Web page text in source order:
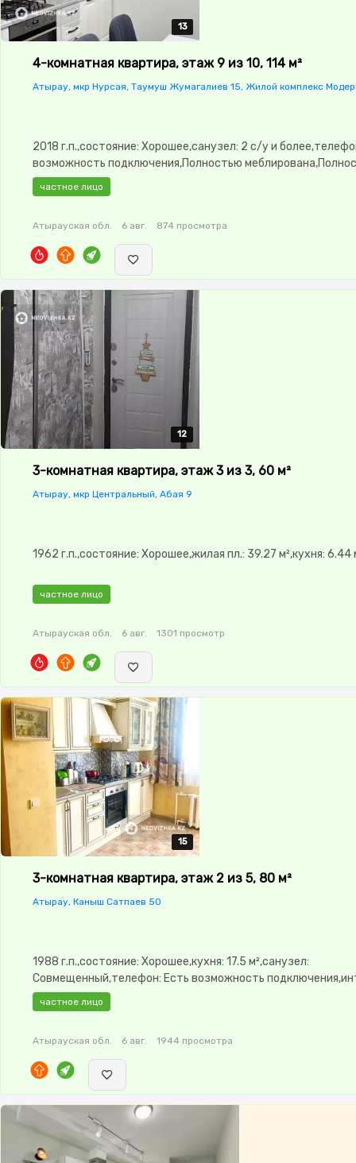
13
13
13
13
13
4-комнатная квартира, этаж 9 из 10, 114 м²
Атырау, мкр Нурсая, Таумуш Жумагалиев 15, Жилой комплекс
2018 г.п.,состояние: Хорошее,санузел: 2 с/у и
возможность подключения,Полностью
меблирована,паркинг: Рядом охраняемая
окна,Неугловая,Улучшенная,Комнаты
частное лицо
Атырауская обл. 6 авг. 874 просмотра
12
12
12
12
12
3-комнатная квартира, этаж 3 из 3, 60 м²
Атырау, мкр Центральный, Абая 9
1962 г.п.,состояние: Хорошее,жилая пл.: 39.27 м²,кухня: 6.44
частное лицо
Атырауская обл. 6 авг. 1301 просмотр
15
15
15
15
15
3-комнатная квартира, этаж 2 из 5, 80 м²
Атырау, Каныш Сатпаев 50
1988 г.п.,состояние: Хорошее,кухня: 17.5 м²,санузел:
Совмещенный,телефон: Есть возможность
Оптика,Полностью меблирована,Полностью
окнах,Домофон,Пластиковые окна,Неугловая,Комнаты
частное лицо
Атырауская обл. 6 авг. 1944 просмотра